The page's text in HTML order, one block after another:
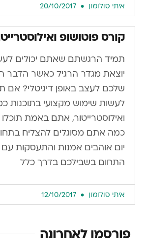
איתי סולומון
קורס פוטושופ
תמיד הרגשתם שאתם יכולים
יוצאת מגדר הרגיל כאשר הדבר
שלכם לעצב באופן דיגיטלי? אם
לעשות שימוש מקצועי בתוכנות
ואילוסטרייטור, אתם באמת
כמה אתם מסוגלים להצליח
יום. אוהבים אמנות והתעסקות
התחום בשבילכם בדרך כלל
איתי סולומון
פורסמו לאחרונה